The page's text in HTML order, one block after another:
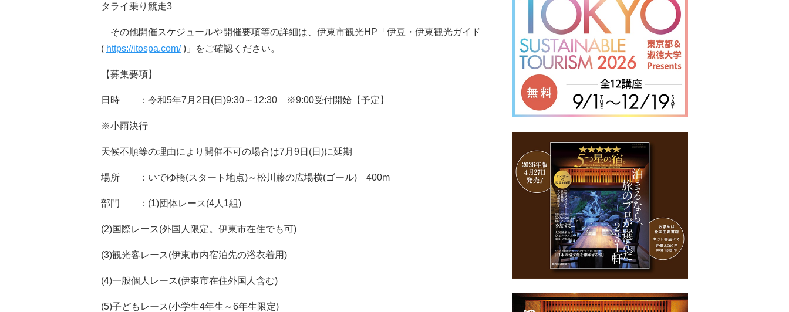
タライ乗り競走3
その他開催スケジュールや開催要項等の詳細は、伊東市観光HP「伊豆・伊東観光ガイド
( https://itospa.com/)」をご確認ください。
【募集要項】
日時 ：令和5年7月2日(日)9:30～12:30 ※9:00受付開始【予定】
※小雨決行
天候不順等の理由により開催不可の場合は7月9日(日)に延期
場所 ：いでゆ橋(スタート地点)～松川藤の広場横(ゴール) 400m
部門 ：(1)団体レース(4人1組)
(2)国際レース(外国人限定。伊東市在住でも可)
(3)観光客レース(伊東市内宿泊先の浴衣着用)
(4)一般個人レース(伊東市在住外国人含む)
(5)子どもレース(小学生4年生～6年生限定)